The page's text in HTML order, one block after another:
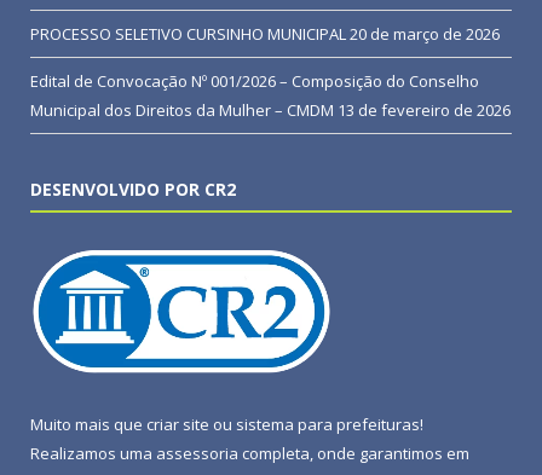
PROCESSO SELETIVO CURSINHO MUNICIPAL20 de março de 2026
Edital de Convocação Nº 001/2026 – Composição do Conselho
Municipal dos Direitos da Mulher – CMDM 13 de fevereiro de 2026
DESENVOLVIDO POR CR2
Muito mais que criar site ou sistema para prefeituras!
Realizamos uma assessoria completa, onde garantimos em